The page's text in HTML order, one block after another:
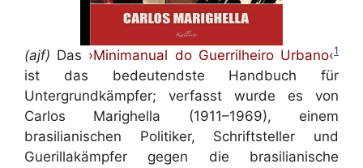
(ajf) Das ›Minimanual do Guerrilheiro Urbano‹1
ist das bedeutendste Handbuch für
Untergrundkämpfer; verfasst wurde es von
Carlos Marighella (1911–1969), einem
brasilianischen Politiker, Schriftsteller und
Guerillakämpfer gegen die brasilianische